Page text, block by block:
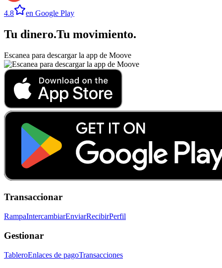
4.8 en Google Play
Tu dinero.Tu movimiento.
Escanea para descargar la app de Moove
Transaccionar
RampaIntercambiarEnviarRecibirPerfil
Gestionar
TableroEnlaces de pagoTransacciones